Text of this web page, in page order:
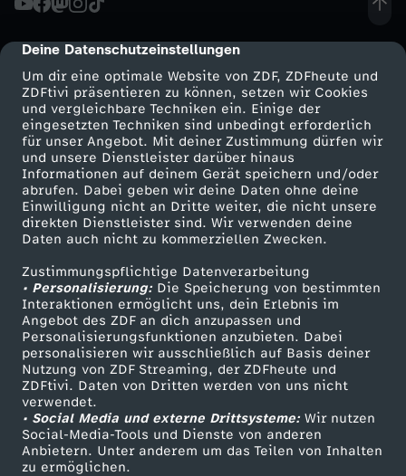
cmp-dialog-description
Deine Datenschutzeinstellungen
Um dir eine optimale Website von ZDF, ZDFheute und
ZDFtivi präsentieren zu können, setzen wir Cookies
und vergleichbare Techniken ein. Einige der
eingesetzten Techniken sind unbedingt erforderlich
für unser Angebot. Mit deiner Zustimmung dürfen wir
und unsere Dienstleister darüber hinaus
Informationen auf deinem Gerät speichern und/oder
abrufen. Dabei geben wir deine Daten ohne deine
Einwilligung nicht an Dritte weiter, die nicht unsere
direkten Dienstleister sind. Wir verwenden deine
Daten auch nicht zu kommerziellen Zwecken.
Zustimmungspflichtige Datenverarbeitung
• Personalisierung:Die Speicherung von bestimmten
Interaktionen ermöglicht uns, dein Erlebnis im
Angebot des ZDF an dich anzupassen und
Personalisierungsfunktionen anzubieten. Dabei
personalisieren wir ausschließlich auf Basis deiner
Nutzung von ZDF Streaming, der ZDFheute und
ZDFtivi. Daten von Dritten werden von uns nicht
verwendet.
• Social Media und externe Drittsysteme:Wir nutzen
Social-Media-Tools und Dienste von anderen
Anbietern. Unter anderem um das Teilen von Inhalten
zu ermöglichen.
Mehr ZDF
ZDF-Apps
Smart TV
ZDFtext
Livestreams
Sendungen A-Z
TV-Programm
Service
ZDFmitreden
Kontakt zum ZDF
Tickets
Zuschauerservice
Hilfe
ZDF Unternehmen
Karriere